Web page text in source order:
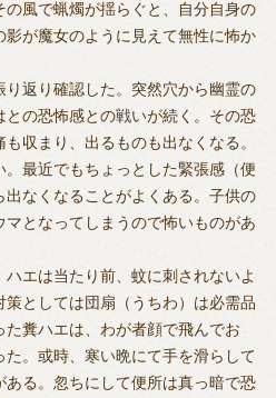
風で蝋燭が揺らぐと、自分自身の
が魔女のように見えて無性に怖か
返り確認した。突然穴から幽霊の
の恐怖感との戦いが続く。その恐
収まり、出るものも出なくなる。
最近でもちょっとした緊張感（便
なくなることがよくある。子供の
となってしまうので怖いものがあ
エは当たり前、蚊に刺されないよ
としては団扇（うちわ）は必需品
糞ハエは、わが者顔で飛んでお
た。或時、寒い晩にて手を滑らして
る。忽ちにして便所は真っ暗で恐